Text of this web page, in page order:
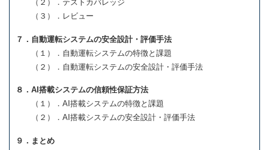
（２）．テストカバレッジ
（３）．レビュー
７．自動運転システムの安全設計・評価手法
（１）．自動運転システムの特徴と課題
（２）．自動運転システムの安全設計・評価手法
８．AI搭載システムの信頼性保証方法
（１）．AI搭載システムの特徴と課題
（２）．AI搭載システムの安全設計・評価手法
９．まとめ